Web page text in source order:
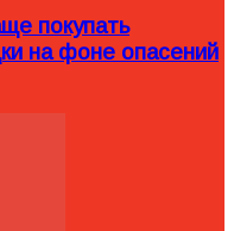
покупать
на фоне опасений